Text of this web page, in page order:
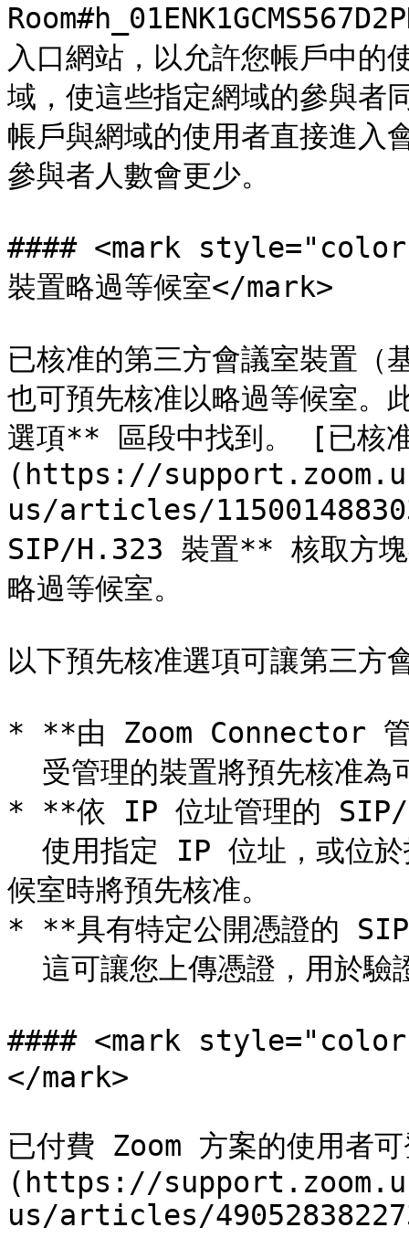
入口網站，以允許您帳戶中的
域，使這些指定網域的參與者
帳戶與網域的使用者直接進入
參與者人數會更少。
#### <mark style="color:
裝置略過等候室</mark>
已核准的第三方會議室裝置
也可預先核准以略過等候室
選項** 區段中找到。 [已核
(https://
us/articles/
SIP/H.323 裝置** 核取方塊
略過等候室。
以下預先核准選項可讓第三方
* **由 Zoom Connector
* **依 IP 位址管理的
候室時將預先核准。
* **具有特定公開憑證的
#### <mark style="color:
</mark>
已付費 Zoom 方案的使用者
(https://
us/articles/